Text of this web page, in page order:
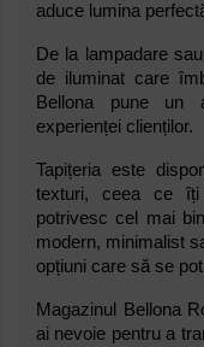
aduce lumina
De la lampadare
de iluminat care
Bellona pune un
experienței clienților.
Tapițeria este
texturi, ceea ce
potrivesc cel mai
modern, minimalist
opțiuni care să se
Magazinul Bellona
ai nevoie pentru a